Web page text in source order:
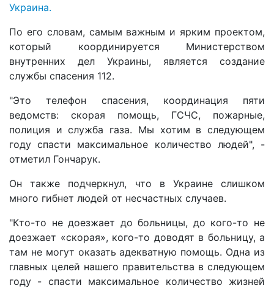
Украина.
По его словам, самым важным и ярким проектом,
который координируется Министерством
внутренних дел Украины, является создание
службы спасения 112.
"Это телефон спасения, координация пяти
ведомств: скорая помощь, ГСЧС, пожарные,
полиция и служба газа. Мы хотим в следующем
году спасти максимальное количество людей", -
отметил Гончарук.
Он также подчеркнул, что в Украине слишком
много гибнет людей от несчастных случаев.
"Кто-то не доезжает до больницы, до кого-то не
доезжает «скорая», кого-то доводят в больницу, а
там не могут оказать адекватную помощь. Одна из
главных целей нашего правительства в следующем
году - спасти максимальное количество жизней